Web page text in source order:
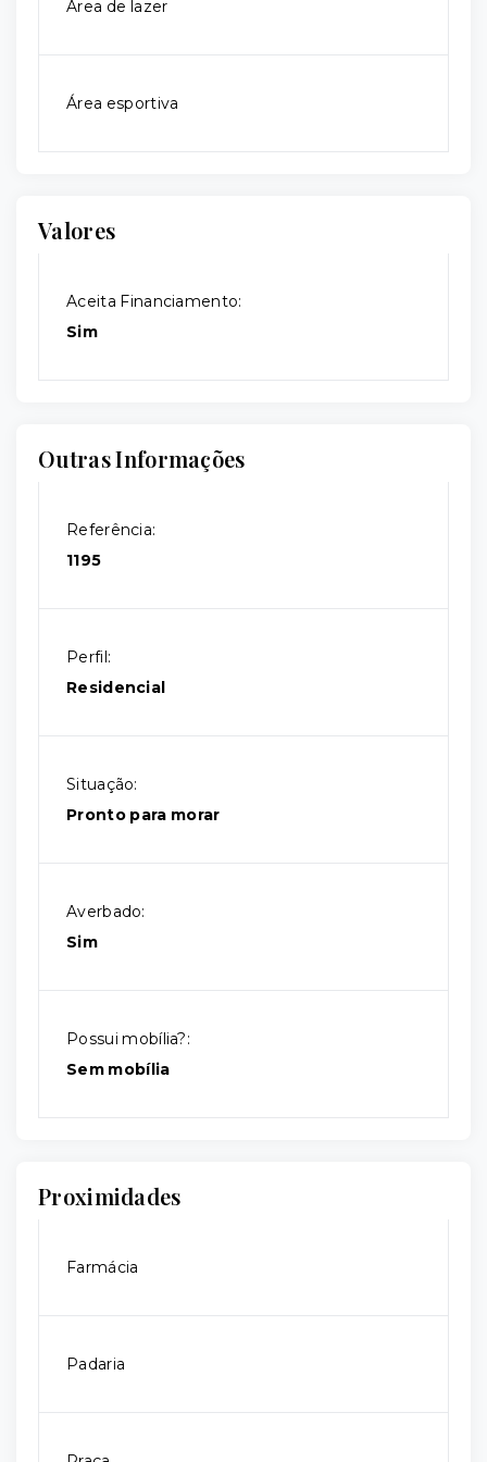
Área de lazer
Área esportiva
Valores
Aceita Financiamento:
Sim
Outras Informações
Referência:
1195
Perfil:
Residencial
Situação:
Pronto para morar
Averbado:
Sim
Possui mobília?:
Sem mobília
Proximidades
Farmácia
Padaria